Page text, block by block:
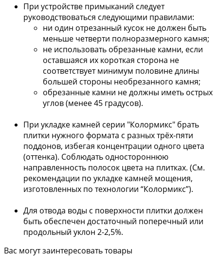
При устройстве примыканий следует
руководствоваться следующими правилами:
ни один отрезанный кусок не должен быть
меньше четверти полноразмерного камня;
не использовать обрезанные камни, если
оставшаяся их короткая сторона не
соответствует минимум половине длины
большей стороны необрезанного камня;
обрезанные камни не должны иметь острых
углов (менее 45 градусов).
При укладке камней серии "Колормикс" брать
плитки нужного формата с разных трёх-пяти
поддонов, избегая концентрации одного цвета
(оттенка). Соблюдать одностороннюю
направленность полосок цвета на плитках. (См.
рекомендации по укладке камней мощения,
изготовленных по технологии “Колормикс”).
Для отвода воды с поверхности плитки должен
быть обеспечен достаточный поперечный или
продольный уклон 2-2,5%.
Вас могут заинтересовать товары